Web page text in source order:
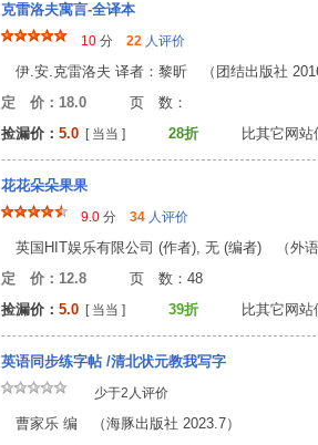
克雷洛夫寓言-全译本
10 分 22 人评价
伊.安.克雷洛夫 译者：黎昕 （团结出版社
定 价：18.0 页 数
捡漏价： 5.0 [ 当当 ] 28折 比其它网站
花花朵朵果果
9.0 分 34 人评价
英国HIT娱乐有限公司 (作者), 无 (编者) （外语
定 价：12.8 页 数：
捡漏价： 5.0 [ 当当 ] 39折 比其它网站
英语同步练字帖 /清北状元教我写字
少于2人评价
曹家乐 编 （海豚出版社 2023.7）